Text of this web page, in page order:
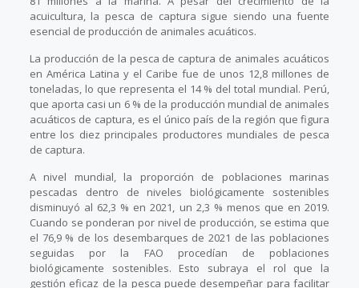
acuicultura, la pesca de captura sigue siendo una fuente
esencial de producción de animales acuáticos.
La producción de la pesca de captura de animales acuáticos
en América Latina y el Caribe fue de unos 12,8 millones de
toneladas, lo que representa el 14 % del total mundial. Perú,
que aporta casi un 6 % de la producción mundial de animales
acuáticos de captura, es el único país de la región que figura
entre los diez principales productores mundiales de pesca
de captura.
A nivel mundial, la proporción de poblaciones marinas
pescadas dentro de niveles biológicamente sostenibles
disminuyó al 62,3 % en 2021, un 2,3 % menos que en 2019.
Cuando se ponderan por nivel de producción, se estima que
el 76,9 % de los desembarques de 2021 de las poblaciones
seguidas por la FAO procedían de poblaciones
biológicamente sostenibles. Esto subraya el rol que la
gestión eficaz de la pesca puede desempeñar para facilitar